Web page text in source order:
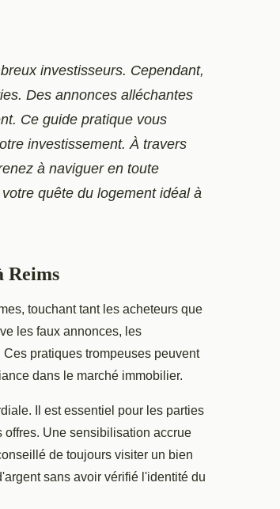
investisseurs. Cependant,
Des annonces alléchantes
Ce guide pratique vous
investissement. À travers
à naviguer en toute
quête du logement idéal à
Reims
touchant tant les acheteurs que
les faux annonces, les
pratiques trompeuses peuvent
dans le marché immobilier.
Il est essentiel pour les parties
Une sensibilisation accrue
de toujours visiter un bien
sans avoir vérifié l'identité du